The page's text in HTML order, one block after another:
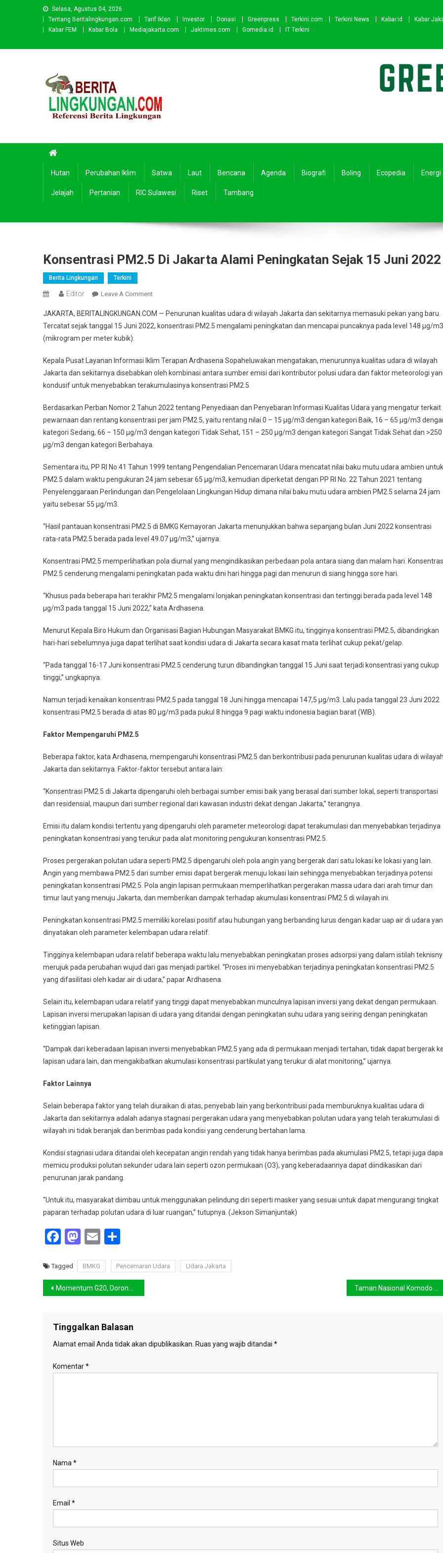
Selasa, Agustus 04, 2026
Tentang Beritalingkungan.com
Tarif Iklan Investor Donasi Greenpress Terkini.com Terkini News Kabar.id Kabar
Kabar FEM
Kabar Bola Mediajakarta.com Jaktimes.com Gomedia.id IT Terkini
Hutan Perubahan Iklim Satwa Laut Bencana Agenda Biografi Boling Ecopedia Energi
Jelajah Pertanian RIC Sulawesi Riset Tambang
Konsentrasi PM2.5 Di Jakarta Alami Peningkatan Sejak 15 Juni 2022
Berita Lingkungan Terkini
Editor Leave A CommentOn
PM2.5
Di
Peningkatan
Sejak
15
2022
JAKARTA, BERITALINGKUNGAN.COM — Penurunan kualitas udara di wilayah Jakarta dan sekitarnya memasuki pekan yang baru.
Tercatat sejak tanggal 15 Juni 2022, konsentrasi PM2.5 mengalami peningkatan dan mencapai puncaknya pada level 148 µg/m3
(mikrogram per meter kubik).
Kepala Pusat Layanan Informasi Iklim Terapan Ardhasena Sopaheluwakan mengatakan, menurunnya kualitas udara di wilayah
Jakarta dan sekitarnya disebabkan oleh kombinasi antara sumber emisi dari kontributor polusi udara dan faktor meteorologi
kondusif untuk menyebabkan terakumulasinya konsentrasi PM2.5.
Berdasarkan Perban Nomor 2 Tahun 2022 tentang Penyediaan dan Penyebaran Informasi Kualitas Udara yang mengatur terkait
pewarnaan dan rentang konsentrasi per jam PM2.5, yaitu rentang nilai 0 – 15 µg/m3 dengan kategori Baik, 16 – 65 µg/m3
kategori Sedang, 66 – 150 µg/m3 dengan kategori Tidak Sehat, 151 – 250 µg/m3 dengan kategori Sangat Tidak Sehat dan >250
µg/m3 dengan kategori Berbahaya.
Sementara itu, PP RI No 41 Tahun 1999 tentang Pengendalian Pencemaran Udara mencatat nilai baku mutu udara ambien untuk
PM2.5 dalam waktu pengukuran 24 jam sebesar 65 µg/m3, kemudian diperketat dengan PP RI No. 22 Tahun 2021 tentang
Penyelenggaraan Perlindungan dan Pengelolaan Lingkungan Hidup dimana nilai baku mutu udara ambien PM2.5 selama 24 jam
yaitu sebesar 55 µg/m3.
“Hasil pantauan konsentrasi PM2.5 di BMKG Kemayoran Jakarta menunjukkan bahwa sepanjang bulan Juni 2022 konsentrasi
rata-rata PM2.5 berada pada level 49.07 µg/m3,” ujarnya.
Konsentrasi PM2.5 memperlihatkan pola diurnal yang mengindikasikan perbedaan pola antara siang dan malam hari.
PM2.5 cenderung mengalami peningkatan pada waktu dini hari hingga pagi dan menurun di siang hingga sore hari.
“Khusus pada beberapa hari terakhir PM2.5 mengalami lonjakan peningkatan konsentrasi dan tertinggi berada pada level 148
µg/m3 pada tanggal 15 Juni 2022,” kata Ardhasena.
Menurut Kepala Biro Hukum dan Organisasi Bagian Hubungan Masyarakat BMKG itu, tingginya konsentrasi PM2.5, dibandingkan
hari-hari sebelumnya juga dapat terlihat saat kondisi udara di Jakarta secara kasat mata terlihat cukup pekat/gelap.
“Pada tanggal 16-17 Juni konsentrasi PM2.5 cenderung turun dibandingkan tanggal 15 Juni saat terjadi konsentrasi yang cukup
tinggi,” ungkapnya.
Namun terjadi kenaikan konsentrasi PM2.5 pada tanggal 18 Juni hingga mencapai 147,5 µg/m3. Lalu pada tanggal 23 Juni 2022
konsentrasi PM2.5 berada di atas 80 µg/m3 pada pukul 8 hingga 9 pagi waktu indonesia bagian barat (WIB).
Faktor Mempengaruhi PM2.5
Beberapa faktor, kata Ardhasena, mempengaruhi konsentrasi PM2.5 dan berkontribusi pada penurunan kualitas udara di wilayah
Jakarta dan sekitarnya. Faktor-faktor tersebut antara lain:
“Konsentrasi PM2.5 di Jakarta dipengaruhi oleh berbagai sumber emisi baik yang berasal dari sumber lokal, seperti transportasi
dan residensial, maupun dari sumber regional dari kawasan industri dekat dengan Jakarta,” terangnya.
Emisi itu dalam kondisi tertentu yang dipengaruhi oleh parameter meteorologi dapat terakumulasi dan menyebabkan terjadinya
peningkatan konsentrasi yang terukur pada alat monitoring pengukuran konsentrasi PM2.5.
Proses pergerakan polutan udara seperti PM2.5 dipengaruhi oleh pola angin yang bergerak dari satu lokasi ke lokasi yang lain.
Angin yang membawa PM2.5 dari sumber emisi dapat bergerak menuju lokasi lain sehingga menyebabkan terjadinya potensi
peningkatan konsentrasi PM2.5. Pola angin lapisan permukaan memperlihatkan pergerakan massa udara dari arah timur dan
timur laut yang menuju Jakarta, dan memberikan dampak terhadap akumulasi konsentrasi PM2.5 di wilayah ini.
Peningkatan konsentrasi PM2.5 memiliki korelasi positif atau hubungan yang berbanding lurus dengan kadar uap air di udara
dinyatakan oleh parameter kelembapan udara relatif.
Tingginya kelembapan udara relatif beberapa waktu lalu menyebabkan peningkatan proses adsorpsi yang dalam istilah
merujuk pada perubahan wujud dari gas menjadi partikel. “Proses ini menyebabkan terjadinya peningkatan konsentrasi PM2.5
yang difasilitasi oleh kadar air di udara,” papar Ardhasena.
Selain itu, kelembapan udara relatif yang tinggi dapat menyebabkan munculnya lapisan inversi yang dekat dengan permukaan.
Lapisan inversi merupakan lapisan di udara yang ditandai dengan peningkatan suhu udara yang seiring dengan peningkatan
ketinggian lapisan.
“Dampak dari keberadaan lapisan inversi menyebabkan PM2.5 yang ada di permukaan menjadi tertahan, tidak dapat bergerak ke
lapisan udara lain, dan mengakibatkan akumulasi konsentrasi partikulat yang terukur di alat monitoring,” ujarnya.
Faktor Lainnya
Selain beberapa faktor yang telah diuraikan di atas, penyebab lain yang berkontribusi pada memburuknya kualitas udara di
Jakarta dan sekitarnya adalah adanya stagnasi pergerakan udara yang menyebabkan polutan udara yang telah terakumulasi di
wilayah ini tidak beranjak dan berimbas pada kondisi yang cenderung bertahan lama.
Kondisi stagnasi udara ditandai oleh kecepatan angin rendah yang tidak hanya berimbas pada akumulasi PM2.5, tetapi juga
memicu produksi polutan sekunder udara lain seperti ozon permukaan (O3), yang keberadaannya dapat diindikasikan dari
penurunan jarak pandang.
“Untuk itu, masyarakat diimbau untuk menggunakan pelindung diri seperti masker yang sesuai untuk dapat mengurangi tingkat
paparan terhadap polutan udara di luar ruangan,” tutupnya. (Jekson Simanjuntak)
Facebook
Mastodon
Email
Tagged BMKG Pencemaran Udara Udara Jakarta
Navigasi
Momentum G20, Dorong Aksi Strategis Atasi Perubahan Iklim
Tinggalkan Balasan
Alamat email Anda tidak akan dipublikasikan. Ruas yang wajib ditandai *
Komentar*
Nama *
Email *
Situs Web